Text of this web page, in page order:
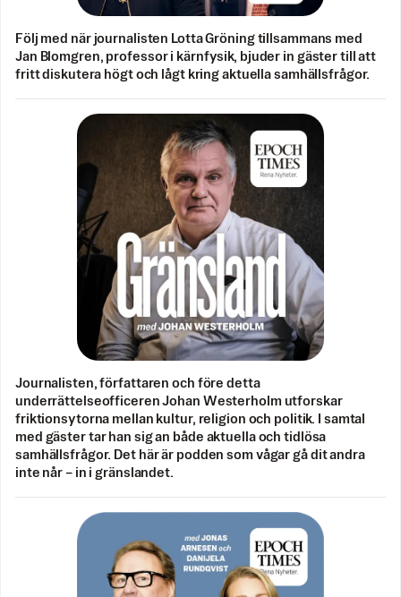
Följ med när journalisten Lotta Gröning tillsammans med
Jan Blomgren, professor i kärnfysik, bjuder in gäster till att
fritt diskutera högt och lågt kring aktuella samhällsfrågor.
Journalisten, författaren och före detta
underrättelseofficeren Johan Westerholm utforskar
friktionsytorna mellan kultur, religion och politik. I samtal
med gäster tar han sig an både aktuella och tidlösa
samhällsfrågor. Det här är podden som vågar gå dit andra
inte når – in i gränslandet.